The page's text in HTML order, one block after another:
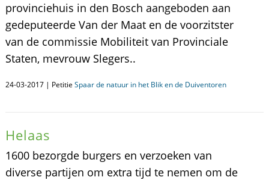
provinciehuis in den Bosch aangeboden aan
gedeputeerde Van der Maat en de voorzitster
van de commissie Mobiliteit van Provinciale
Staten, mevrouw Slegers..
24-03-2017 | Petitie Spaar de natuur in het Blik en de Duiventoren
Helaas
1600 bezorgde burgers en verzoeken van
diverse partijen om extra tijd te nemen om de